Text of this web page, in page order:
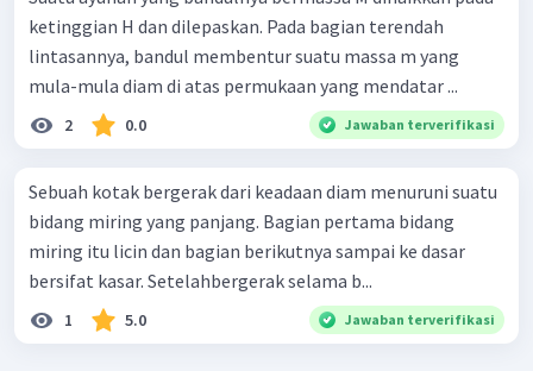
ketinggian H dan dilepaskan. Pada bagian terendah
lintasannya, bandul membentur suatu massa m yang
mula-mula diam di atas permukaan yang mendatar ...
2 0.0 Jawaban terverifikasi
Sebuah kotak bergerak dari keadaan diam menuruni suatu
bidang miring yang panjang. Bagian pertama bidang
miring itu licin dan bagian berikutnya sampai ke dasar
bersifat kasar. Setelahbergerak selama b...
1 5.0 Jawaban terverifikasi